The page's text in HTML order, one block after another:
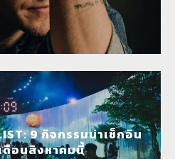
9 กิจกรรมน่าเช็กอิน
ดือนสิงหาคมนี้